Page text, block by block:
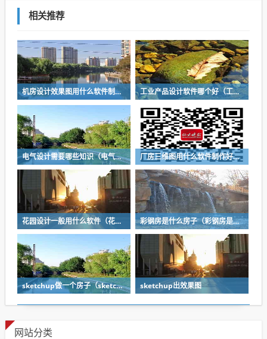
相关推荐
机房设计效果图用什么软件制作好（机房设计效果图用什么软件制作好看） 工业产品设计软件哪个好（工业产品设计软件哪个好用）
电气设计需要哪些知识（电气设计需要哪些知识点） 厂房三维图用什么软件制作好（厂房三维图用什么软件制作好看）
花园设计一般用什么软件（花园设计一般用什么软件出平面图） 彩钢房是什么房子（彩钢房是什么房子类型）
sketchup做一个房子（sketchup设计房子教程） sketchup出效果图
网站分类